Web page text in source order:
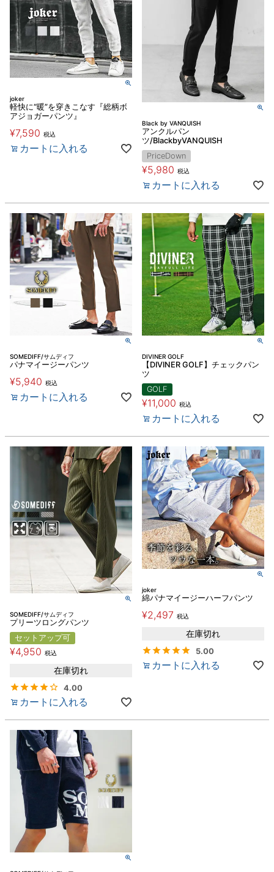
joker
軽快に“暖”を穿きこなす『総柄ボ
アジョガーパンツ』
¥7,590 税込
カートに入れる
Black by VANQUISH
アンクルパン
ツ/BlackbyVANQUISH
PriceDown
¥5,980 税込
カートに入れる
SOMEDIFF/サムディフ
パナマイージーパンツ
¥5,940 税込
カートに入れる
DIVINER GOLF
【DIVINER GOLF】チェックパン
ツ
GOLF
¥11,000 税込
カートに入れる
SOMEDIFF/サムディフ
プリーツロングパンツ
セットアップ可
¥4,950 税込
在庫切れ
4.00
カートに入れる
joker
綿パナマイージーハーフパンツ
¥2,497 税込
在庫切れ
5.00
カートに入れる